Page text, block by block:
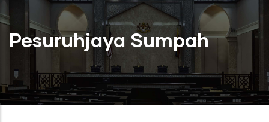
Pesuruhjaya Sumpah